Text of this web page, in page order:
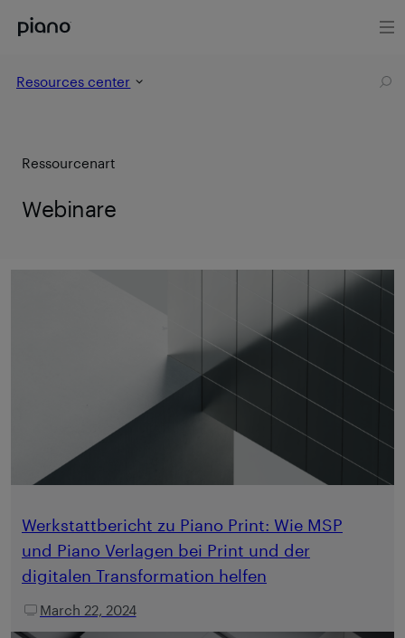
Resources center
Ressourcenart
Webinare
Werkstattbericht zu Piano Print: Wie MSP
und Piano Verlagen bei Print und der
digitalen Transformation helfen
March 22, 2024